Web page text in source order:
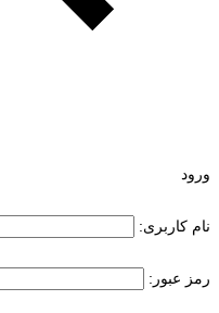
ورود
نام کاربری:
رمز عبور: